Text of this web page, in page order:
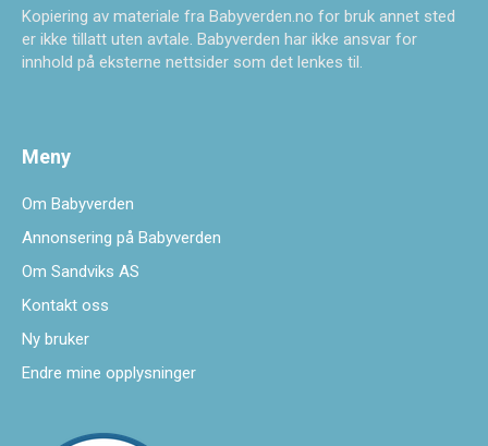
Kopiering av materiale fra Babyverden.no for bruk annet sted
er ikke tillatt uten avtale. Babyverden har ikke ansvar for
innhold på eksterne nettsider som det lenkes til.
Meny
Om Babyverden
Annonsering på Babyverden
Om Sandviks AS
Kontakt oss
Ny bruker
Endre mine opplysninger